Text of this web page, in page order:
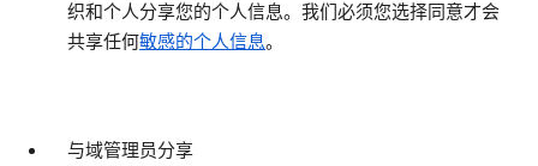
织和个人分享您的个人信息。我们必须您选择同意才会
共享任何敏感的个人信息。
与域管理员分享